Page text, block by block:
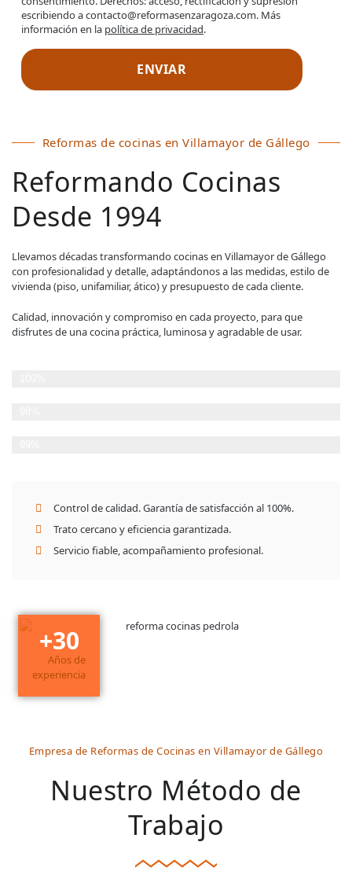
escribiendo a contacto@reformasenzaragoza.com. Más
información en la política de privacidad.
Reformas de cocinas en Villamayor de Gállego
Reformando Cocinas
Desde 1994
Llevamos décadas transformando cocinas en Villamayor de Gállego
con profesionalidad y detalle, adaptándonos a las medidas, estilo de
vivienda (piso, unifamiliar, ático) y presupuesto de cada cliente.
Calidad, innovación y compromiso en cada proyecto, para que
disfrutes de una cocina práctica, luminosa y agradable de usar.
Control de calidad. Garantía de satisfacción al 100%.
Trato cercano y eficiencia garantizada.
Servicio fiable, acompañamiento profesional.
+30
Años de
experiencia
Empresa de Reformas de Cocinas en Villamayor de Gállego
Nuestro Método de
Trabajo